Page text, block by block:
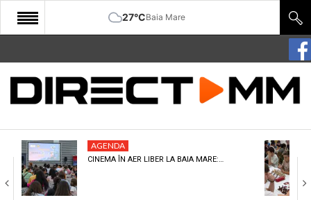
27°CBaia Mare
START
COMUNITATE
CULTURA
ECONOMIE
AGENDA
CINEMA ÎN AER LIBER LA BAIA MARE:…